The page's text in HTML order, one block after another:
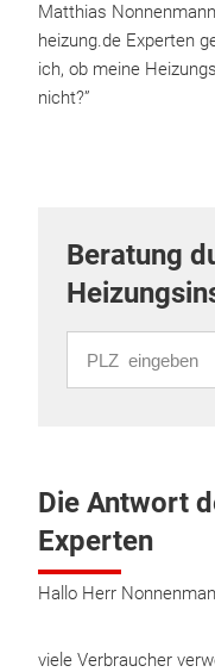
Matthias
heizung.de Experten
ich, ob meine
nicht?”
Beratung
Die Antwort
Experten
Hallo Herr
viele Verbraucher